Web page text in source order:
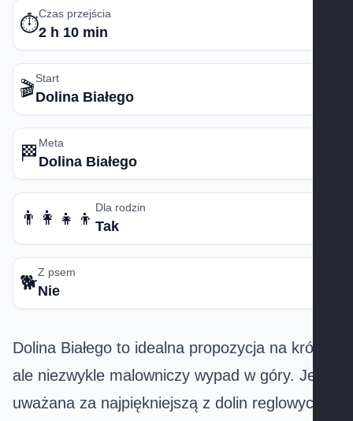
⏱️Czas przejścia
2 h 10 min
🎬Start
Dolina Białego
🏁 Meta
Dolina Białego
👨‍👩‍👧‍👦 Dla rodzin
Tak
🐕Z psem
Nie
Dolina Białego to idealna propozycja na krótki,
ale niezwykle malowniczy wypad w góry. Jest
uważana za najpiękniejszą z dolin reglowych w